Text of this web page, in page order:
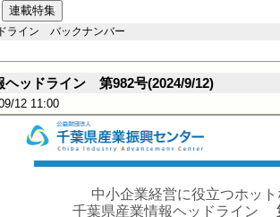
連載特集
ライン バックナンバー
ヘッドライン 第982号(2024/9/12)
12 11:00